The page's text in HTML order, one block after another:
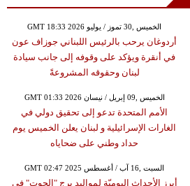
GMT 18:33 2026 الخميس ,30 تموز / يوليو
أردوغان يرحب بالرئيس اللبناني جوزاف عون
في أنقرة ويؤكد على وقوفه إلى جانب سيادة
لبنان وحقوقه المشروعةً
GMT 01:33 2026 الخميس ,09 إبريل / نيسان
الأمم المتحدة تدعو إلى تحقيق دولي في
الغارات الإسرائيلية و لبنان يعلن الخميس يوم
حداد وطني على ضحاياه
GMT 02:47 2025 السبت ,16 آب / أغسطس
أبرز الأحداث اليوميّة لمواليد برج "الحوت" في